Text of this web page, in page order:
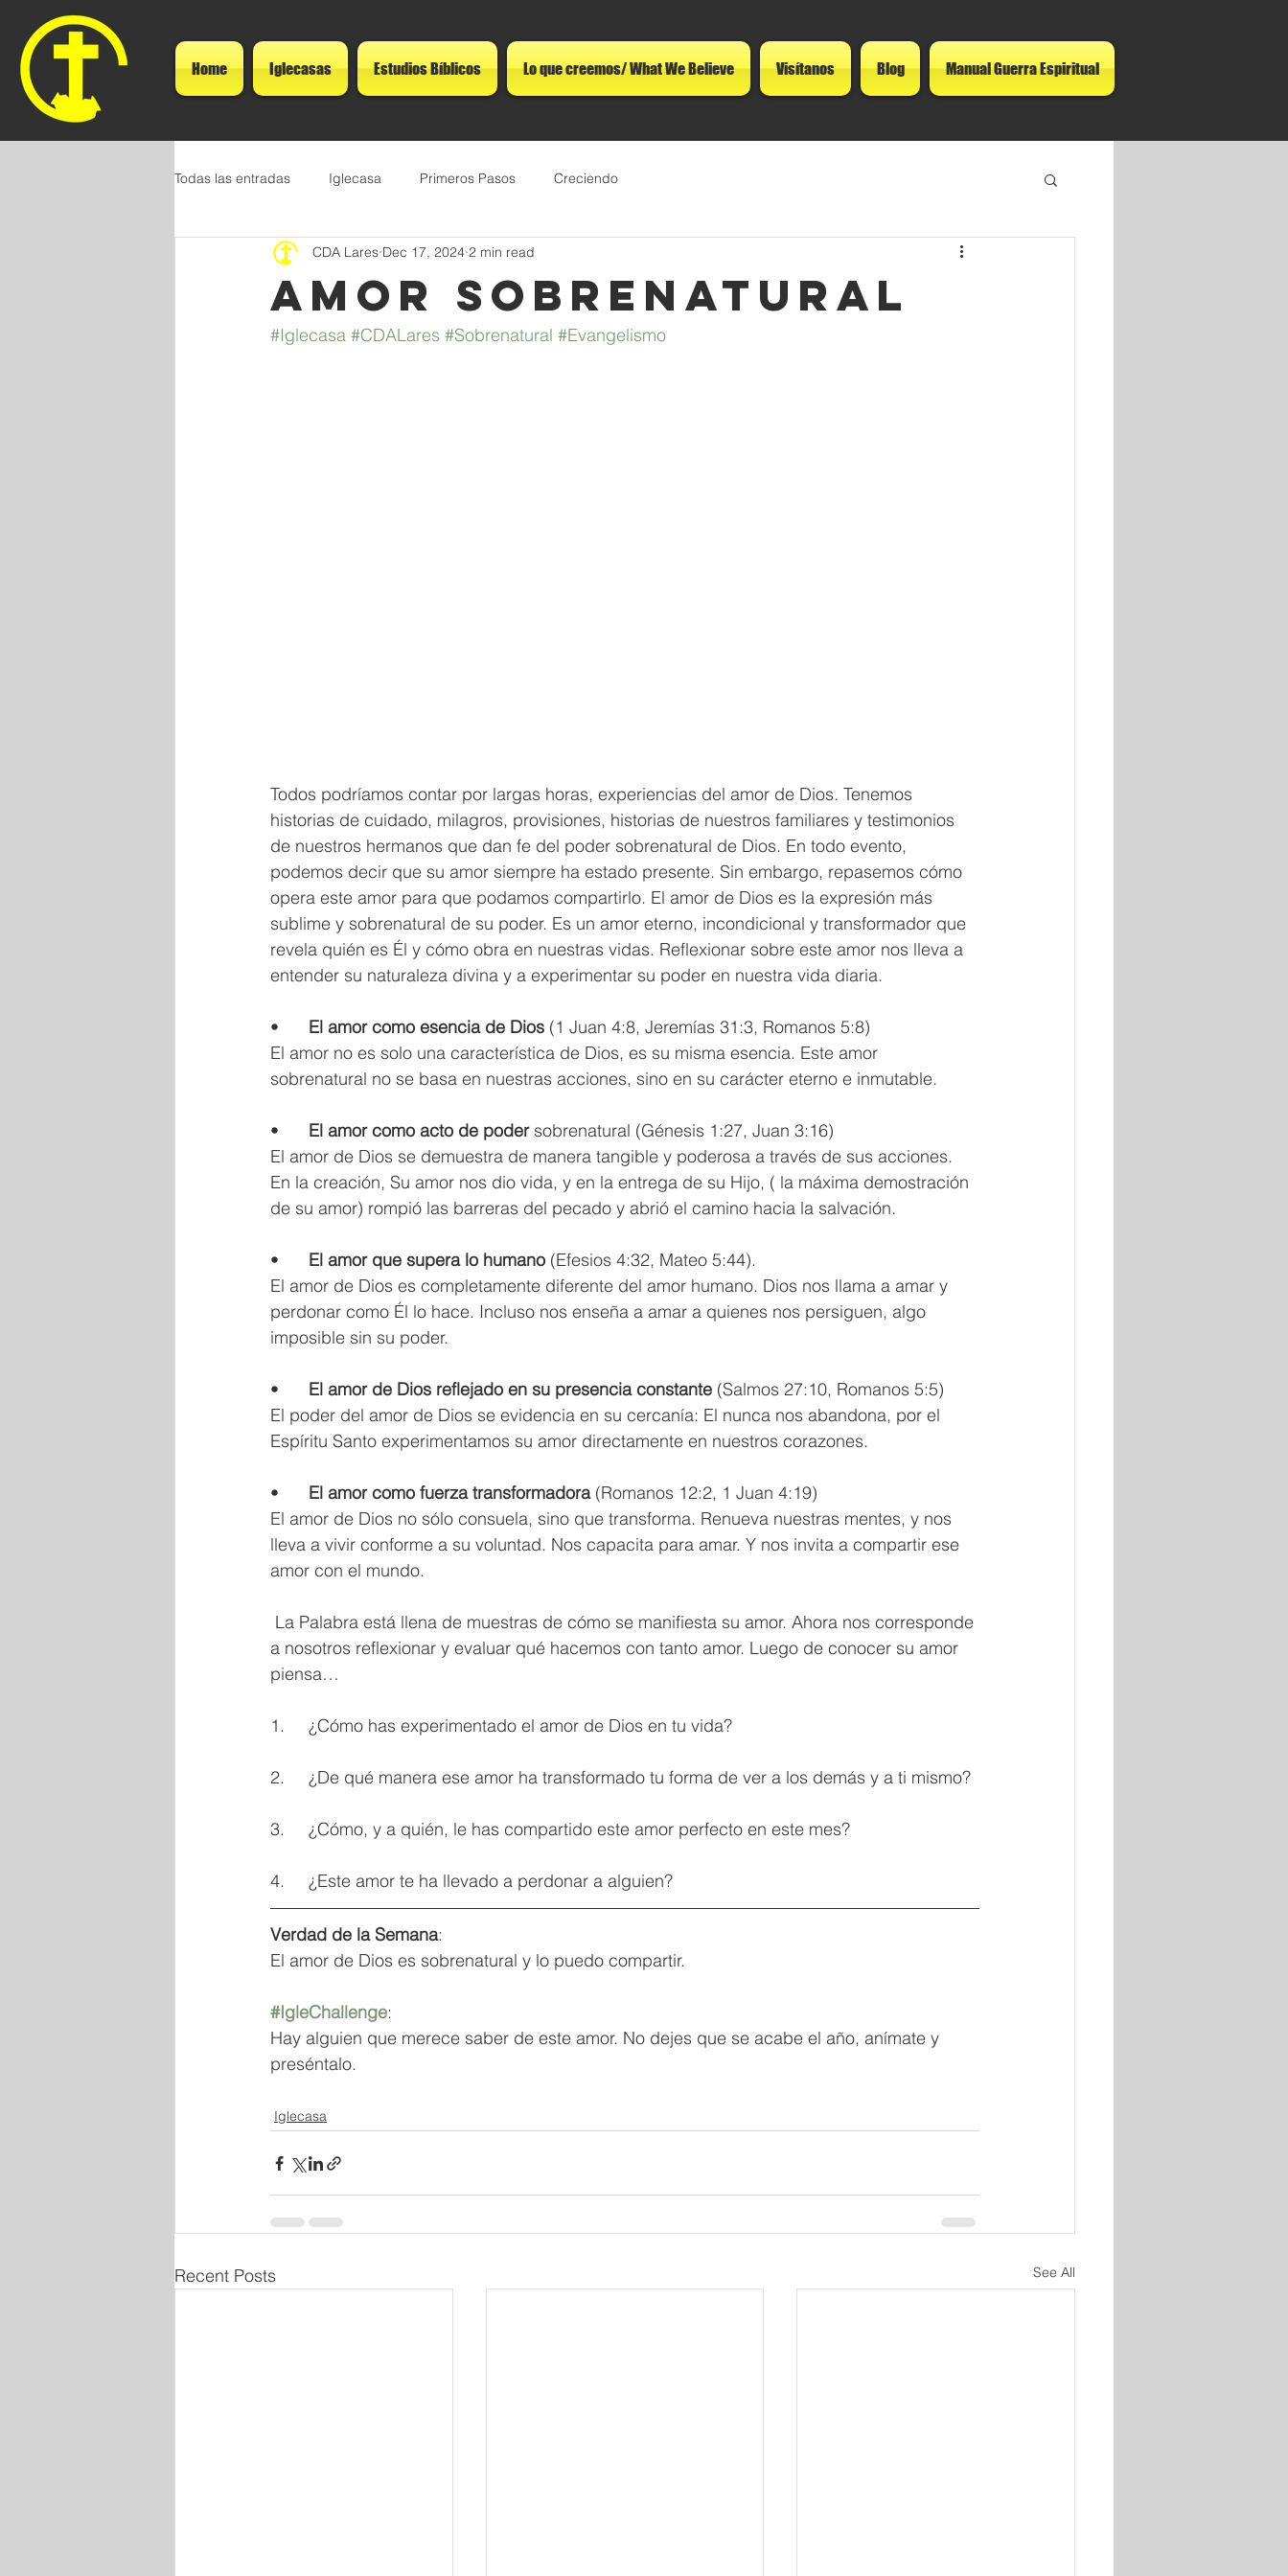
Home Iglecasas Estudios Bíblicos Lo que creemos/ What We Believe Visítanos Blog Manual Guerra Espiritual
Todas las entradas Iglecasa Primeros Pasos Creciendo
Amor Sobrenatural
CDA Lares Dec 17, 2024 2 min read
#Iglecasa #CDALares #Sobrenatural #Evangelismo
Todos podríamos contar por largas horas, experiencias del amor de Dios. Tenemos
historias de cuidado, milagros, provisiones, historias de nuestros familiares y testimonios
de nuestros hermanos que dan fe del poder sobrenatural de Dios. En todo evento,
podemos decir que su amor siempre ha estado presente. Sin embargo, repasemos cómo
opera este amor para que podamos compartirlo. El amor de Dios es la expresión más
sublime y sobrenatural de su poder. Es un amor eterno, incondicional y transformador que
revela quién es Él y cómo obra en nuestras vidas. Reflexionar sobre este amor nos lleva a
entender su naturaleza divina y a experimentar su poder en nuestra vida diaria.
El amor como esencia de Dios (1 Juan 4:8, Jeremías 31:3, Romanos 5:8)
El amor no es solo una característica de Dios, es su misma esencia. Este amor
sobrenatural no se basa en nuestras acciones, sino en su carácter eterno e inmutable.
El amor como acto de poder sobrenatural (Génesis 1:27, Juan 3:16)
El amor de Dios se demuestra de manera tangible y poderosa a través de sus acciones.
En la creación, Su amor nos dio vida, y en la entrega de su Hijo, ( la máxima demostración
de su amor) rompió las barreras del pecado y abrió el camino hacia la salvación.
El amor que supera lo humano (Efesios 4:32, Mateo 5:44).
El amor de Dios es completamente diferente del amor humano. Dios nos llama a amar y
perdonar como Él lo hace. Incluso nos enseña a amar a quienes nos persiguen, algo
imposible sin su poder.
El amor de Dios reflejado en su presencia constante (Salmos 27:10, Romanos 5:5)
El poder del amor de Dios se evidencia en su cercanía: El nunca nos abandona, por el
Espíritu Santo experimentamos su amor directamente en nuestros corazones.
El amor como fuerza transformadora (Romanos 12:2, 1 Juan 4:19)
El amor de Dios no sólo consuela, sino que transforma. Renueva nuestras mentes, y nos
lleva a vivir conforme a su voluntad. Nos capacita para amar. Y nos invita a compartir ese
amor con el mundo.
a nosotros reflexionar y evaluar qué hacemos con tanto amor. Luego de conocer su amor
piensa…
1.	¿Cómo has experimentado el amor de Dios en tu vida?
2.	¿De qué manera ese amor ha transformado tu forma de ver a los demás y a ti mismo?
3.	¿Cómo, y a quién, le has compartido este amor perfecto en este mes?
4.	¿Este amor te ha llevado a perdonar a alguien?
Verdad de la Semana:
El amor de Dios es sobrenatural y lo puedo compartir.
#IgleChallenge:
Hay alguien que merece saber de este amor. No dejes que se acabe el año, anímate y
preséntalo.
Iglecasa
Recent Posts See All